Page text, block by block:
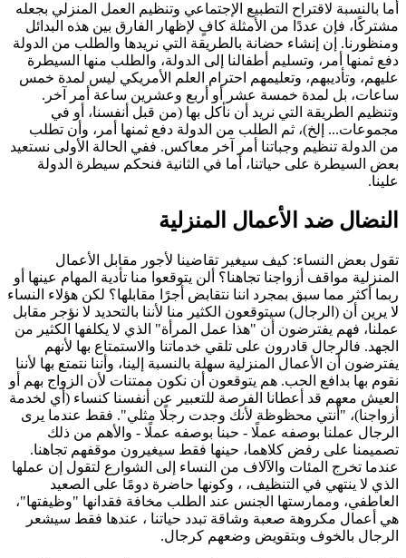
أما بالنسبة لاقتراح التطبيع الإجتماعي وتنظيم العمل المنزلي بجعله
مشتركًا، فإن عددًا من الأمثلة كافٍ لإظهار الفارق بين هذه البدائل
ومنظورنا. إن إنشاء حضانة بالطريقة التي نريدها والطلب من الدولة
دفع ثمنها أمر، وتسليم أطفالنا إلى الدولة، والطلب منها السيطرة
عليهم، وتأديبهم، وتعليمهم احترام العلم الأمريكي ليس لمدة خمس
ساعات، بل لمدة خمسة عشر أو أربع وعشرين ساعة أمر آخر.
وتنظيم الطريقة التي نريد أن نأكل بها (من قبل أنفسنا، أو في
مجموعات... إلخ)، ثم الطلب من الدولة دفع ثمنها أمر، وأن تطلب
من الدولة تنظيم وجباتنا أمر آخر معاكس. ففي الحالة الأولى نستعيد
بعض السيطرة على حياتنا، أما في الثانية فنحكم سيطرة الدولة
علينا.
النضال ضد الأعمال المنزلية
تقول بعض النساء: كيف سيغير تقاضينا لأجور مقابل الأعمال
المنزلية مواقف أزواجنا تجاهنا؟ ألن يتوقعوا منا تأدية المهام عينها أو
ربما أكثر مما سبق بمجرد اننا نتقابض أجرًا مقابلها؟ لكن هؤلاء النساء
لا يرين أن (الرجال) سيتوقعون الكثير منا لأننا بالتحديد لا نؤجر مقابل
عملنا، فهم يفترضون أن "هذا عمل المرأة" الذي لا يكلفها الكثير من
الجهد. فالرجال قادرون على تلقي خدماتنا والاستمتاع بها لأنهم
يفترضون أن الأعمال المنزلية سهلة بالنسبة إلينا، وأننا نتمتع بها لأننا
نقوم بها بدافع الحب. هم يتوقعون أن نكون ممتنات لأن الزواج بهم أو
العيش معهم قد أعطانا الفرصة للتعبير عن أنفسنا كنساء (أي لخدمة
أزواجنا)، "أنتي محظوظة لأنك وجدت رجلًا مثلي". فقط عندما يرى
الرجال عملنا بوصفه عملًا - حبنا بوصفه عملًا - والأهم من ذلك
تصميمنا على رفض كلاهما، حينها فقط سيغيرون موقفهم تجاهنا.
عندما تخرج المئات والآلاف من النساء إلى الشوارع لتقول إن عملها
الذي لا ينتهي في التنظيف، ، وكونها حاضرة دومًا على الصعيد
العاطفي، وممارستها الجنس عند الطلب مخافة فقدانها "وظيفتها"،
هي أعمال مكروهة صعبة وشاقة تبدد حياتنا ، عندها فقط سيشعر
الرجال بالخوف وبتقويض وضعهم كرجال.